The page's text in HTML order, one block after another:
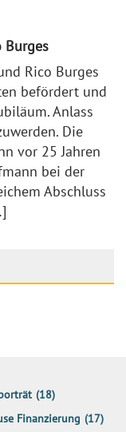
Burges
Rico Burges
befördert und
Anlass
Die
vor 25 Jahren
bei der
Abschluss
(18)
Finanzierung (17)